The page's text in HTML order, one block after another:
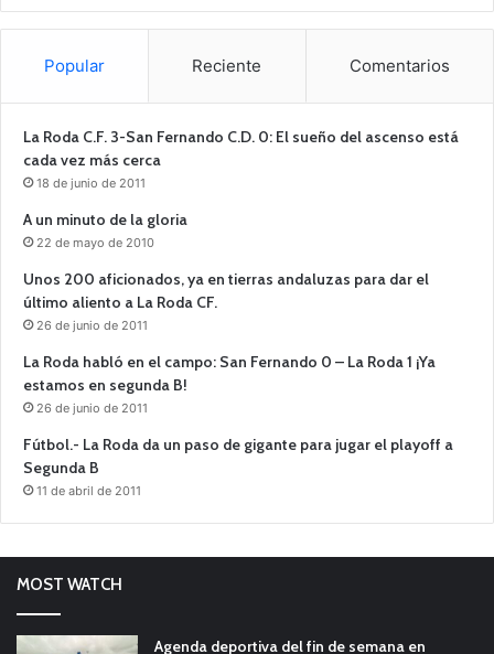
Popular Reciente Comentarios
La Roda C.F. 3-San Fernando C.D. 0: El sueño del ascenso está
cada vez más cerca
18 de junio de 2011
A un minuto de la gloria
22 de mayo de 2010
Unos 200 aficionados, ya en tierras andaluzas para dar el
último aliento a La Roda CF.
26 de junio de 2011
La Roda habló en el campo: San Fernando 0 – La Roda 1 ¡Ya
estamos en segunda B!
26 de junio de 2011
Fútbol.- La Roda da un paso de gigante para jugar el playoff a
Segunda B
11 de abril de 2011
MOST WATCH
Agenda deportiva del fin de semana en